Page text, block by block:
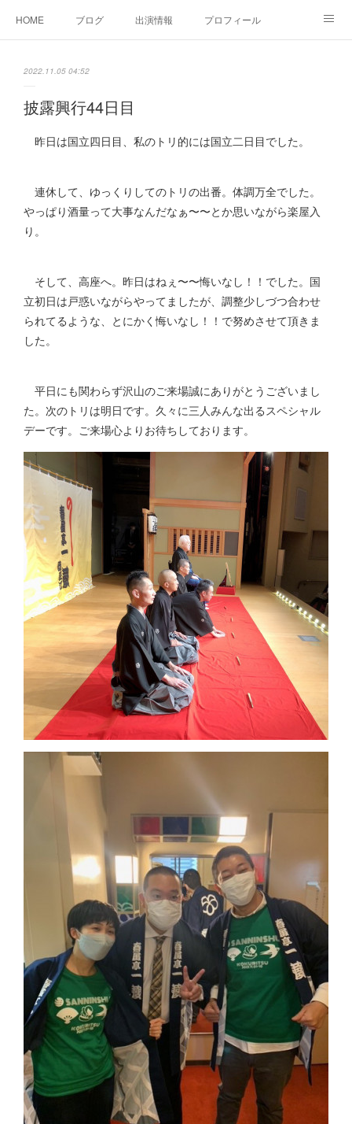
HOME ブログ 出演情報 プロフィール
2022.11.05 04:52
披露興行44日目
昨日は国立四日目、私のトリ的には国立二日目でした。
連休して、ゆっくりしてのトリの出番。体調万全でした。
やっぱり酒量って大事なんだなぁ〜〜とか思いながら楽屋入
り。
そして、高座へ。昨日はねぇ〜〜悔いなし！！でした。国
立初日は戸惑いながらやってましたが、調整少しづつ合わせ
られてるような、とにかく悔いなし！！で努めさせて頂きま
した。
平日にも関わらず沢山のご来場誠にありがとうございまし
た。次のトリは明日です。久々に三人みんな出るスペシャル
デーです。ご来場心よりお待ちしております。